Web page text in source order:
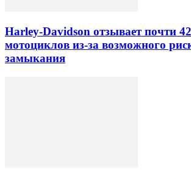
Harley-Davidson отзывает почти
мотоциклов из-за возможного
замыкания